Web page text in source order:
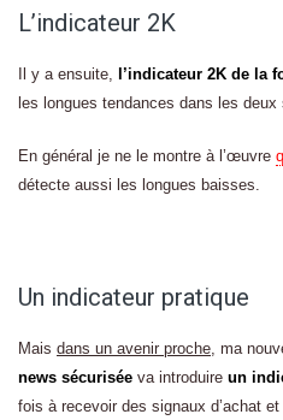
L’indicateur 2K
Il y a ensuite, l’indicateur 2K de la
les longues tendances dans les
En général je ne le montre à l’œuvre
détecte aussi les longues baisses.
Un indicateur pratique
Mais dans un avenir proche, ma
news sécurisée va introduire un
fois à recevoir des signaux d’achat